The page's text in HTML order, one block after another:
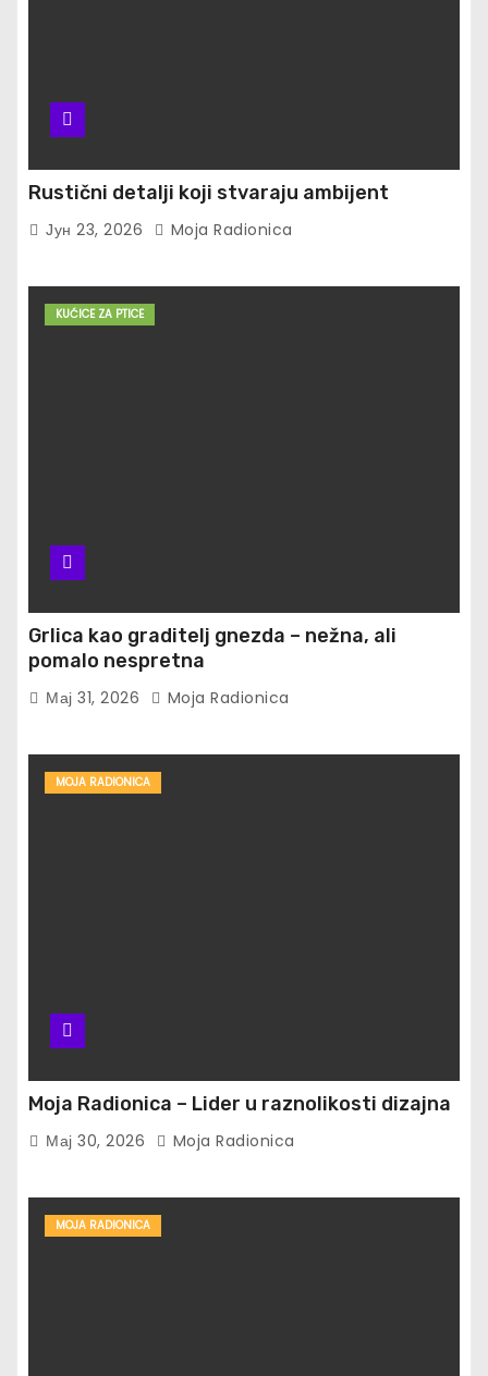
Rustični detalji koji stvaraju ambijent
Јун 23, 2026 Moja Radionica
KUĆICE ZA PTICE
Grlica kao graditelj gnezda – nežna, ali
pomalo nespretna
Мај 31, 2026 Moja Radionica
MOJA RADIONICA
Moja Radionica – Lider u raznolikosti dizajna
Мај 30, 2026 Moja Radionica
MOJA RADIONICA